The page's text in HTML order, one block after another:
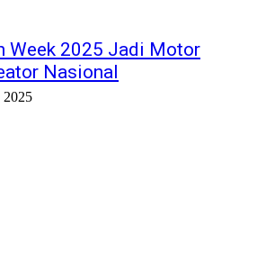
Week 2025 Jadi Motor
Nasional
2025